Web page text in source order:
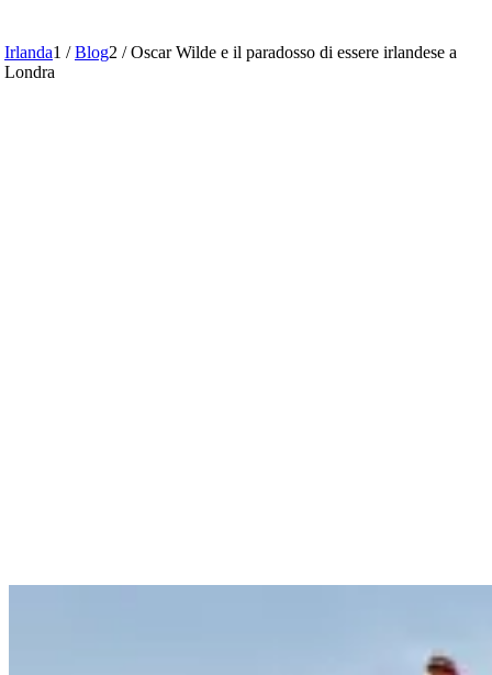
Irlanda1 / Blog2 / Oscar Wilde e il paradosso di essere irlandese a
Londra